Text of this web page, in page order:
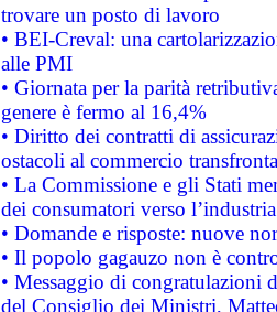
trovare un posto di lavoro
• BEI-Creval: una
alle PMI
• Giornata per la parità
genere è fermo al 16,4%
• Diritto dei contratti di
ostacoli al commercio
• La Commissione e gli Stati
dei consumatori verso
• Domande e risposte: nuove
• Il popolo gagauzo non è
• Messaggio di congratulazioni
del Consiglio dei Ministri,